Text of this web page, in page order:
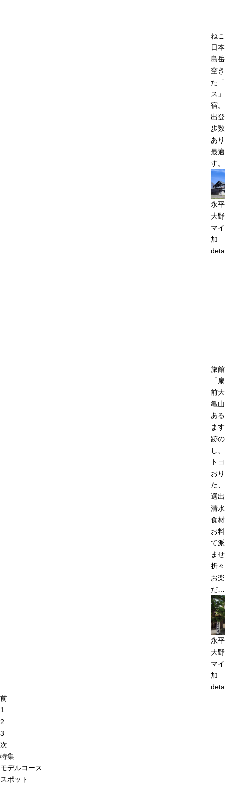
ね
日
島
空
た
ス
宿
出
歩
あ
最
す。
永
大
マ
加
旅
「
前
亀
あ
ま
跡
し
ト
お
た
選
清
食
お
て
ま
折
お
だ…
永
大
マ
加
前
1
2
3
次
特集
モデルコース
スポット